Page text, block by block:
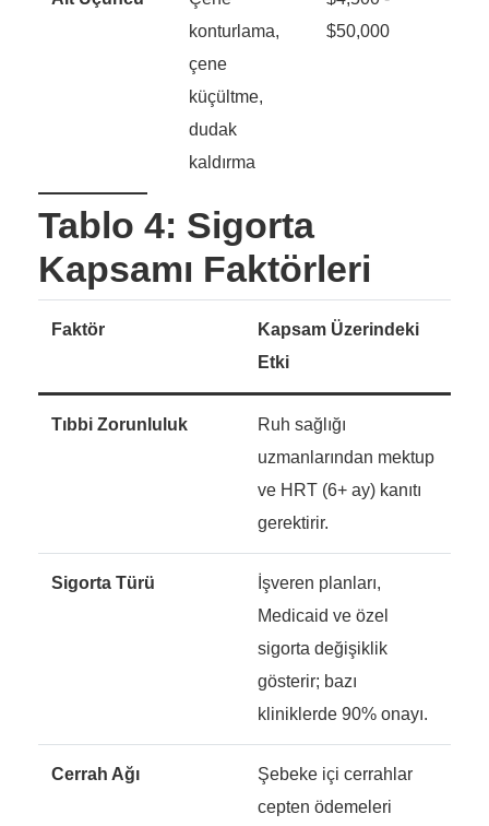
konturlama,
çene
küçültme,
dudak
kaldırma
$50,000
Tablo 4: Sigorta
Kapsamı Faktörleri
Faktör
Kapsam Üzerindeki
Etki
Tıbbi Zorunluluk
Ruh sağlığı
uzmanlarından mektup
ve HRT (6+ ay) kanıtı
gerektirir.
Sigorta Türü
İşveren planları,
Medicaid ve özel
sigorta değişiklik
gösterir; bazı
kliniklerde 90% onayı.
Cerrah Ağı
Şebeke içi cerrahlar
cepten ödemeleri